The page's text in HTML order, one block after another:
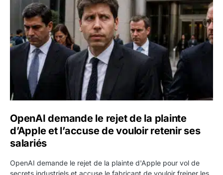
OpenAI demande le rejet de la plainte
d’Apple et l’accuse de vouloir retenir ses
salariés
OpenAI demande le rejet de la plainte d'Apple pour vol de